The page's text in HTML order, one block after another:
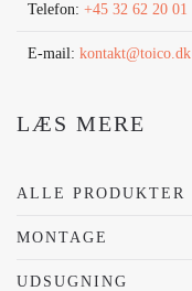
Telefon: +45 32 62 20 01
E-mail: kontakt@toico.dk
LÆS MERE
ALLE PRODUKTER
MONTAGE
UDSUGNING